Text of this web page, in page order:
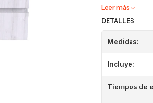
Leer más
DETALLES
Medidas:
Incluye:
Tiempos de